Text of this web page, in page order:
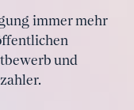
immer mehr
und